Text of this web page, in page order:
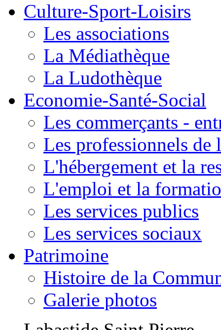
Culture-Sport-Loisirs
Les associations
La Médiathèque
La Ludothèque
Economie-Santé-Social
Les commerçants -
Les professionnels de
L'hébergement et la
L'emploi et la
Les services publics
Les services sociaux
Patrimoine
Histoire de la
Galerie photos